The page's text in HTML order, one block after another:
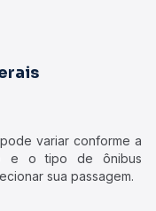
variar conforme a
e o tipo de ônibus
sua passagem.